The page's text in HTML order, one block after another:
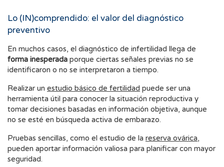
Lo (IN)comprendido: el valor del diagnóstico
preventivo
En muchos casos, el diagnóstico de infertilidad llega de
forma inesperada porque ciertas señales previas no se
identificaron o no se interpretaron a tiempo.
Realizar un estudio básico de fertilidad puede ser una
herramienta útil para conocer la situación reproductiva y
tomar decisiones basadas en información objetiva, aunque
no se esté en búsqueda activa de embarazo.
Pruebas sencillas, como el estudio de la reserva ovárica,
pueden aportar información valiosa para planificar con mayor
seguridad.